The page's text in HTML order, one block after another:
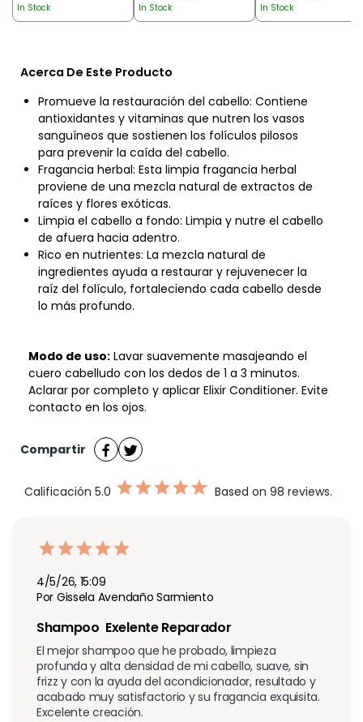
In Stock
In Stock
In Stock
Acerca De Este Producto
Promueve la restauración del cabello: Contiene
antioxidantes y vitaminas que nutren los vasos
sanguíneos que sostienen los folículos pilosos
para prevenir la caída del cabello.
Fragancia herbal: Esta limpia fragancia herbal
proviene de una mezcla natural de extractos de
raíces y flores exóticas.
Limpia el cabello a fondo: Limpia y nutre el cabello
de afuera hacia adentro.
Rico en nutrientes: La mezcla natural de
ingredientes ayuda a restaurar y rejuvenecer la
raíz del folículo, fortaleciendo cada cabello desde
lo más profundo.
Modo de uso: Lavar suavemente masajeando el
cuero cabelludo con los dedos de 1 a 3 minutos.
Aclarar por completo y aplicar Elixir Conditioner. Evite
contacto en los ojos.
Compartir
Calificación 5.0 Based on 98 reviews.
4/5/26, 15:09
Por Gissela Avendaño Sarmiento
Shampoo  Exelente Reparador
El mejor shampoo que he probado, limpieza
profunda y alta densidad de mi cabello, suave, sin
frizz y con la ayuda del acondicionador, resultado y
acabado muy satisfactorio y su fragancia exquisita.
Excelente creación.